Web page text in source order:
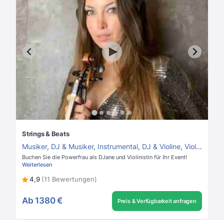
Strings & Beats
Musiker, DJ & Musiker, Instrumental, DJ & Violine, Violinist
Buchen Sie die Powerfrau als DJane und Violinistin für Ihr Event!
Weiterlesen
4,9 (11 Bewertungen)
Ab 1380 € Preis & Verfügbarkeit anfragen